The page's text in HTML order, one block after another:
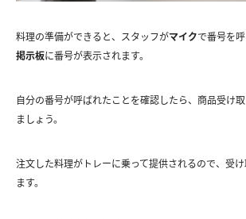
料理の準備ができると、スタッフがマイクで番号を
掲示板に番号が表示されます。
自分の番号が呼ばれたことを確認したら、商品受け取
ましょう。
注文した料理がトレーに乗って提供されるので、受
ます。